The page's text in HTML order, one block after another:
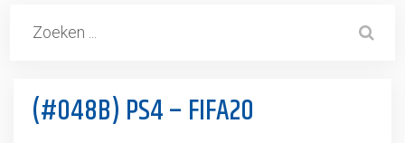
(#048B) PS4 – FIFA20